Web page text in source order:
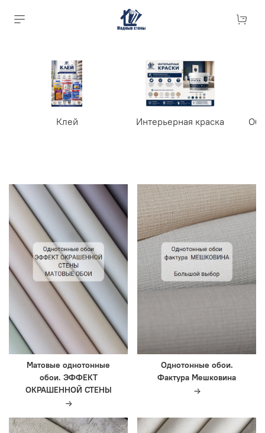
Клей Интерьерная краска
Матовые однотонные
обои. ЭФФЕКТ
ОКРАШЕННОЙ СТЕНЫ
Однотонные обои.
Фактура Мешковина